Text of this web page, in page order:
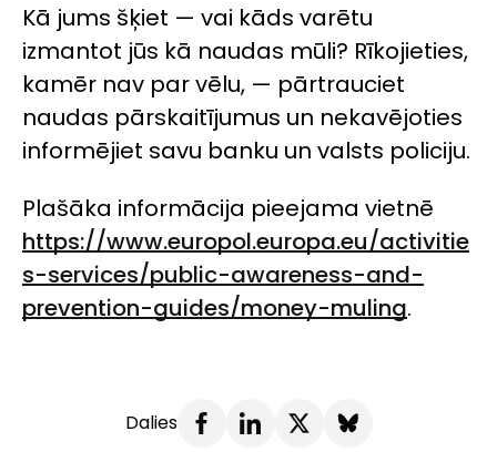
Kā jums šķiet — vai kāds varētu
izmantot jūs kā naudas mūli? Rīkojieties,
kamēr nav par vēlu, — pārtrauciet
naudas pārskaitījumus un nekavējoties
informējiet savu banku un valsts policiju.
Plašāka informācija pieejama vietnē
https://www.europol.europa.eu/activitie
s-services/public-awareness-and-
prevention-guides/money-muling.
Dalies